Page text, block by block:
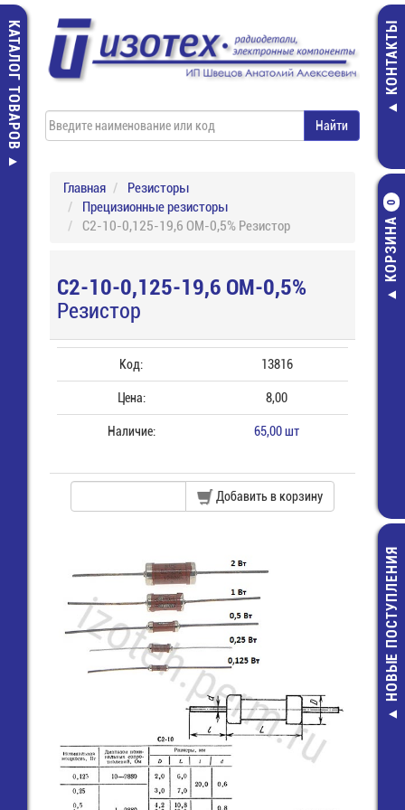
КАТАЛОГ ТОВАРОВ КОНТАКТЫ
КОРЗИНА
0
0805-10
КОМ-0,1%-
НОВЫЕ ПОСТУПЛЕНИЯ
Главная
Резисторы
Прецизионные резисторы
С2-10-0,125-19,6 ОМ-0,5% Резистор
С2-10-0,125-19,6 ОМ-0,5%
Резистор
Код: 13816
Цена: 8,00
Наличие: 65,00 шт
Добавить в корзину